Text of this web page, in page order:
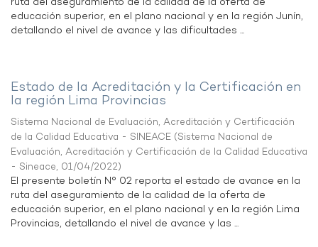
educación superior, en el plano nacional y en la región Junín,
detallando el nivel de avance y las dificultades ...
Estado de la Acreditación y la Certificación en
la región Lima Provincias
Sistema Nacional de Evaluación, Acreditación y Certificación
de la Calidad Educativa - SINEACE (Sistema Nacional de
Evaluación, Acreditación y Certificación de la Calidad Educativa
- Sineace, 01/04/2022)
El presente boletín N° 02 reporta el estado de avance en la
ruta del aseguramiento de la calidad de la oferta de
educación superior, en el plano nacional y en la región Lima
Provincias, detallando el nivel de avance y las ...